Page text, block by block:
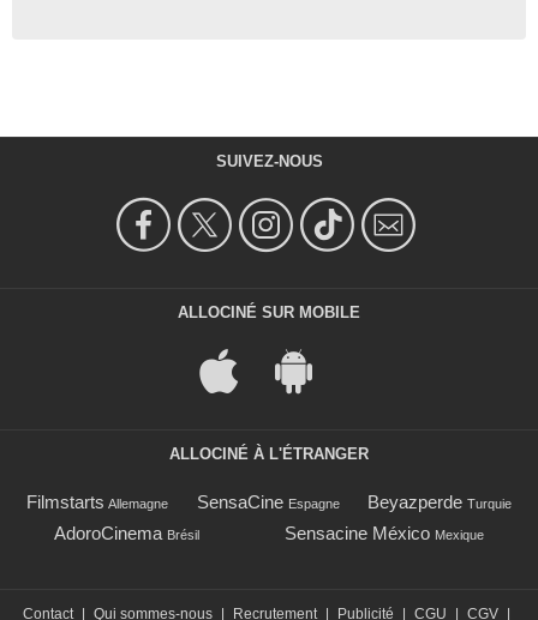
SUIVEZ-NOUS
ALLOCINÉ SUR MOBILE
ALLOCINÉ À L'ÉTRANGER
Filmstarts Allemagne SensaCine Espagne Beyazperde Turquie
AdoroCinema Brésil Sensacine México Mexique
Contact Qui sommes-nous Recrutement Publicité CGU CGV